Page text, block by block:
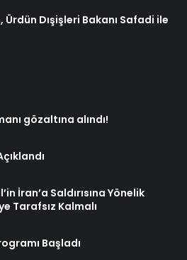
Ürdün Dışişleri Bakanı Safadi ile
gözaltına alındı!
İran’a Saldırısına Yönelik
Tarafsız Kalmalı
Başladı